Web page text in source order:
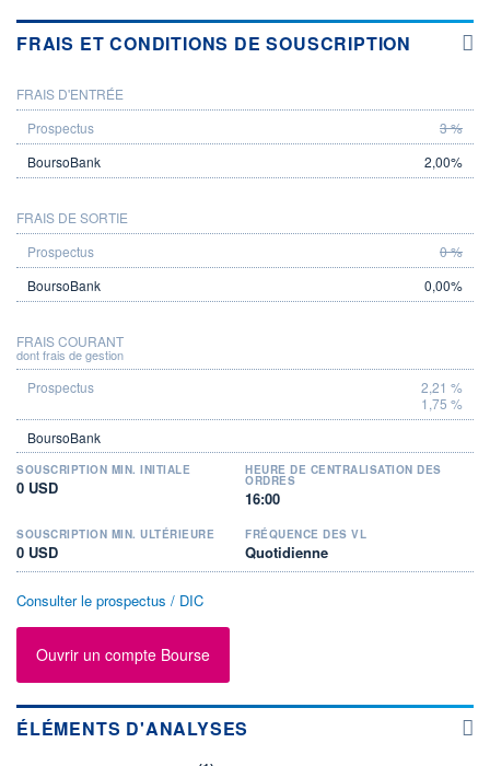
FRAIS ET CONDITIONS DE SOUSCRIPTION
PROSPECTUS
FRAIS D'ENTRÉE
3 %
2,00%
FRAIS DE SORTIE
0 %
0,00%
FRAIS COURANT
dont frais de gestion
2,21 %
1,75 %
SOUSCRIPTION MIN. INITIALE
0 USD
HEURE DE CENTRALISATION DES
ORDRES
16:00
SOUSCRIPTION MIN. ULTÉRIEURE
0 USD
FRÉQUENCE DES VL
Quotidienne
Consulter le prospectus / DIC
Ouvrir un compte Bourse
ÉLÉMENTS D'ANALYSES